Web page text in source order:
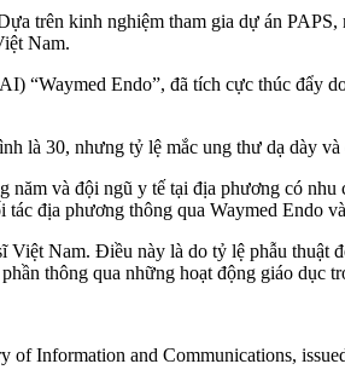
trên kinh nghiệm tham gia dự án
Nam.
“Waymed Endo”, đã tích cực thúc đẩy
là 30, nhưng tỷ lệ mắc ung thư dạ dày và
và đội ngũ y tế tại địa phương có
địa phương thông qua Waymed Endo
Nam. Điều này là do tỷ lệ phẫu
thông qua những hoạt động giáo dục
Information and Communications,